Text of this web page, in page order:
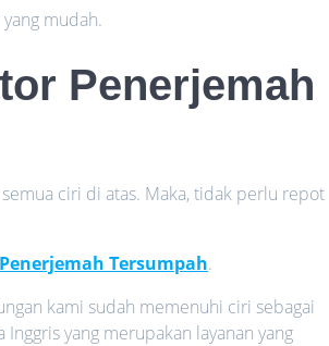
mudah.
Penerjemah
ciri di atas. Maka, tidak perlu repot
Tersumpah.
kami sudah memenuhi ciri sebagai
yang merupakan layanan yang